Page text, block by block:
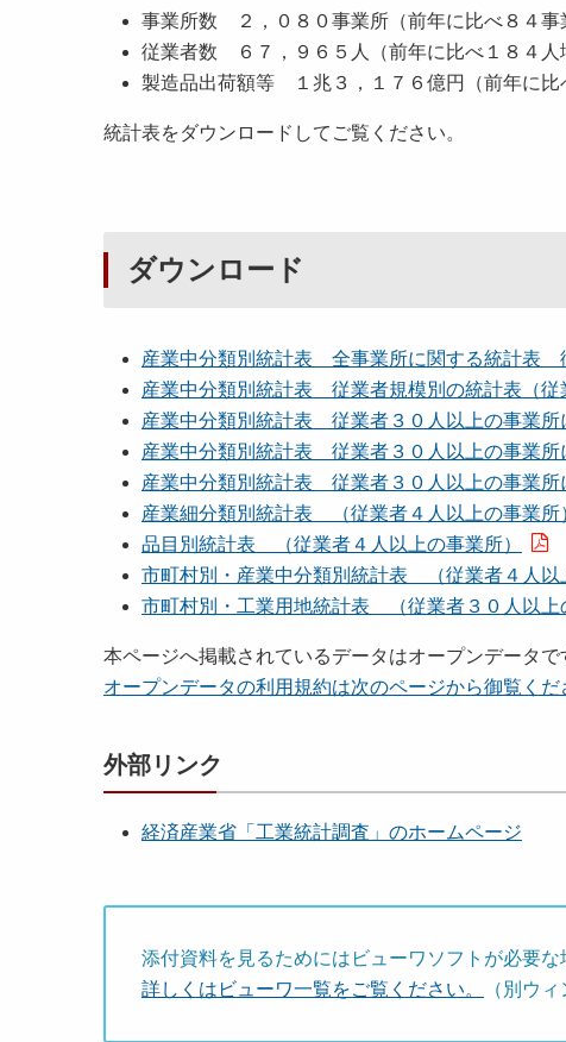
事業所数 ２，０８０事業所（前年に比べ８４事
従業者数 ６７，９６５人（前年に比べ１８４人
製造品出荷額等 １兆３，１７６億円（前年に比
統計表をダウンロードしてご覧ください。
ダウンロード
産業中分類別統計表 全事業所に関する統計表
産業中分類別統計表 従業者規模別の統計表（従
産業中分類別統計表 従業者３０人以上の事業
産業中分類別統計表 従業者３０人以上の事業
産業中分類別統計表 従業者３０人以上の事業
産業細分類別統計表 （従業者４人以上の事業所
品目別統計表 （従業者４人以上の事業所）
市町村別・産業中分類別統計表 （従業者４人以
市町村別・工業用地統計表 （従業者３０人以上
本ページへ掲載されているデータはオープンデータで
オープンデータの利用規約は次のページから御覧くだ
外部リンク
経済産業省「工業統計調査」のホームページ
添付資料を見るためにはビューワソフトが必要な
詳しくはビューワ一覧をご覧ください。
（別ウ